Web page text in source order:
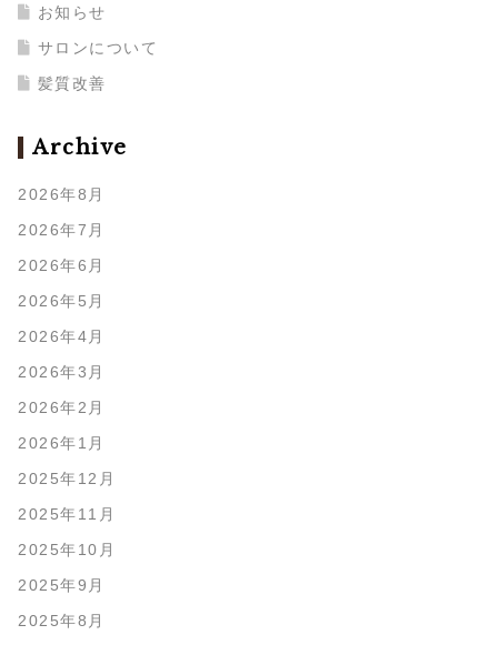
お知らせ
サロンについて
髪質改善
Archive
2026年8月
2026年7月
2026年6月
2026年5月
2026年4月
2026年3月
2026年2月
2026年1月
2025年12月
2025年11月
2025年10月
2025年9月
2025年8月